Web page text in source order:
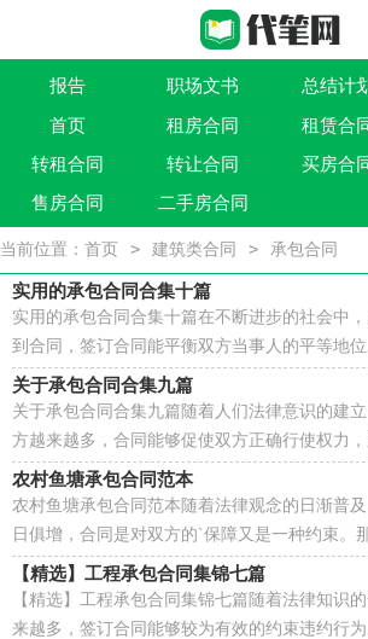
报告 职场文书 总结计
作文大全 实用文 祝福语
借贷类合同 建筑类合同 劳动类合
首页 租房合同 租赁合
转租合同
转让合同 买房合
售房合同
二手房合同
当前位置： 首页 > 建筑类合同 > 承包合同
实用的承包合同合集十篇
实用的承包合同合集十篇在不断进步的社会中
到合同，签订合同能平衡双方当事人的平等地
的时候需要注意什么问题呢？以下是小编收集整
关于承包合同合集九篇
关于承包合同合集九篇随着人们法律意识的建
方越来越多，合同能够促使双方正确行使权力
我们拟定合同的时候需要注意什么问题呢？下面
农村鱼塘承包合同范本
农村鱼塘承包合同范本随着法律观念的日渐普
日俱增，合同是对双方的`保障又是一种约束。
是什么样的呢？下面是小编整理的农村鱼塘承包
【精选】工程承包合同集锦七篇
【精选】工程承包合同集锦七篇随着法律知识
来越多，签订合同能够较为有效的约束违约行